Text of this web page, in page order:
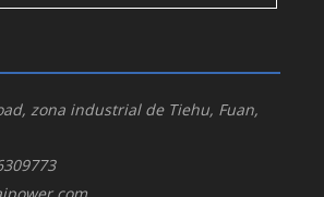
zona industrial de Tiehu, Fuan,